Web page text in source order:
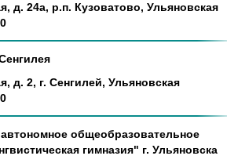
д. 24а, р.п. Кузоватово, Ульяновская
д. 2, г. Сенгилей, Ульяновская
общеобразовательное
гимназия" г. Ульяновска